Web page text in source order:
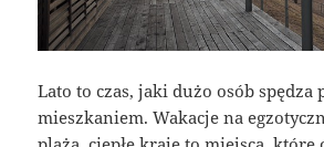
Lato to czas, jaki dużo osób spędza
mieszkaniem. Wakacje na